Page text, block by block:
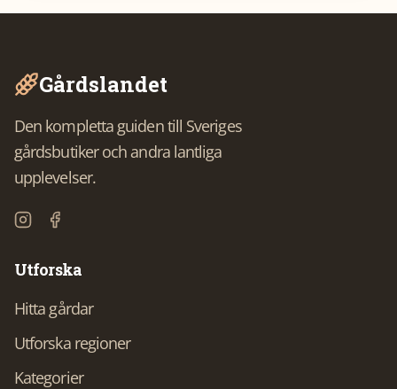
Gårdslandet
Den kompletta guiden till Sveriges
gårdsbutiker och andra lantliga
upplevelser.
Utforska
Hitta gårdar
Utforska regioner
Kategorier